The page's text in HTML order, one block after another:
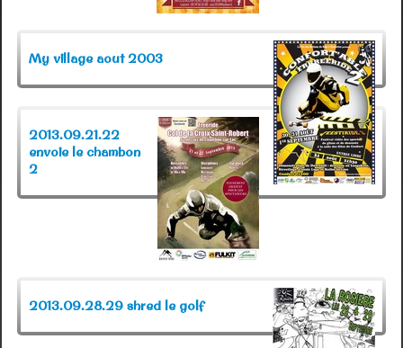
My village aout 2003
2013.09.21.22
envoie le chambon
2
2013.09.28.29 shred le golf